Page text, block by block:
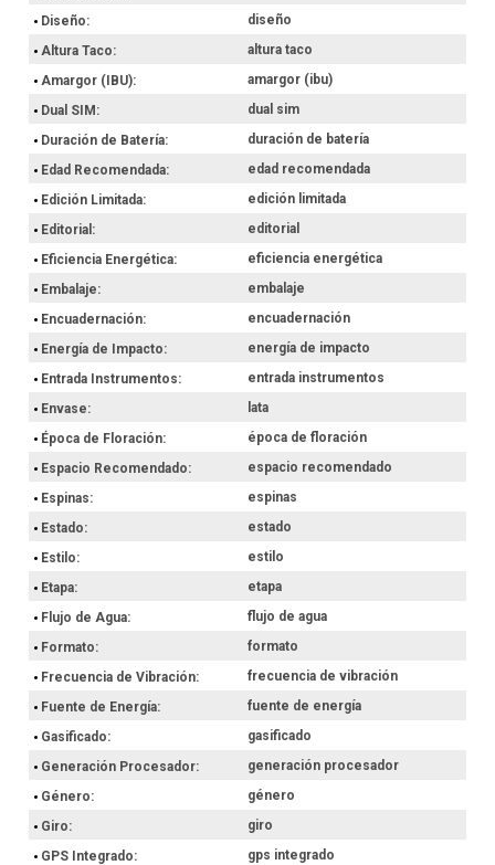
Diseño
diseño
Altura Taco
altura taco
Amargor (IBU)
amargor (ibu)
Dual SIM
dual sim
Duración de Batería
duración de batería
Edad Recomendada
edad recomendada
Edición Limitada
edición limitada
Editorial
editorial
Eficiencia Energética
eficiencia energética
Embalaje
embalaje
Encuadernación
encuadernación
Energía de Impacto
energía de impacto
Entrada Instrumentos
entrada instrumentos
Envase
lata
Época de Floración
época de floración
Espacio Recomendado
espacio recomendado
Espinas
espinas
Estado
estado
Estilo
estilo
Etapa
etapa
Flujo de Agua
flujo de agua
Formato
formato
Frecuencia de Vibración
frecuencia de vibración
Fuente de Energía
fuente de energía
Gasificado
gasificado
Generación Procesador
generación procesador
Género
género
Giro
giro
GPS Integrado
gps integrado